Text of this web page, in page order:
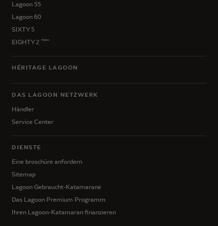
Lagoon 55
Lagoon 60
SIXTY 5
EIGHTY 2 New
HÉRITAGE LAGOON
DAS LAGOON NETZWERK
Händler
Service Center
DIENSTE
Eine broschüre anfordern
Sitemap
Lagoon Gebraucht-Katamarane
Das Lagoon Premium Programm
Ihren Lagoon-Katamaran finanzieren